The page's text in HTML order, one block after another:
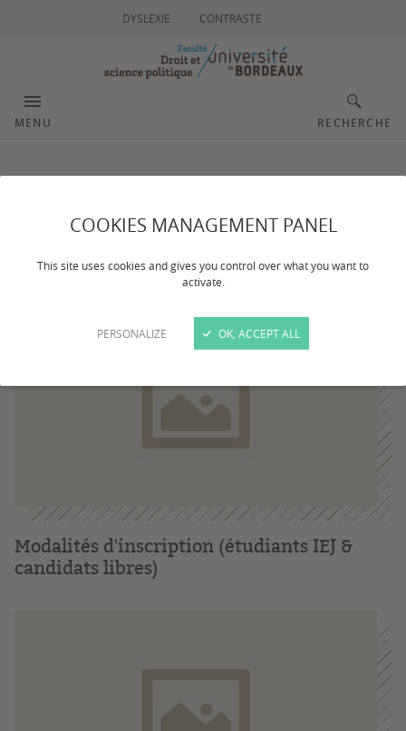
COOKIES MANAGEMENT PANEL
This site uses cookies and gives you control over what you want to
activate.
PERSONALIZE OK, ACCEPT ALL
DYSLEXIE CONTRASTE
MENU RECHERCHE
Dernière mise à jour : le 22/09/2025
Modalités d'inscription (étudiants IEJ &
candidats libres)